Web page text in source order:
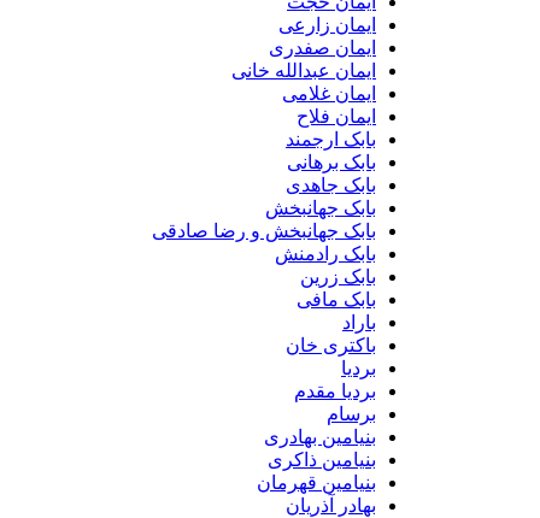
ایمان زارعی
ایمان صفدری
ایمان عبدالله خانی
ایمان غلامی
ایمان فلاح
بابک ارجمند
بابک برهانی
بابک جاهدی
بابک جهانبخش
بابک جهانبخش و رضا صادقی
بابک رادمنش
بابک زرین
بابک مافی
باراد
باکتری خان
بردیا
بردیا مقدم
برسام
بنیامین بهادری
بنیامین ذاکری
بنیامین قهرمان
بهادر آذریان